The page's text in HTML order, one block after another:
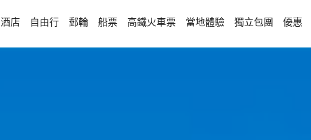
酒店 自由行 郵輪 船票 高鐵火車票 當地體驗 獨立包團 優惠